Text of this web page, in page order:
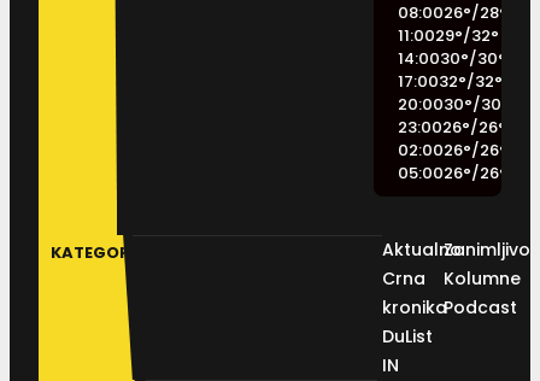
08:0026°/28°
11:0029°/32°
14:0030°/30°
17:0032°/32°
20:0030°/30
23:0026°/26°
02:0026°/26°
05:0026°/26°
KATEGORIJE
Aktualno
Crna
kronika
DuList
IN
Kolumne
Podcast